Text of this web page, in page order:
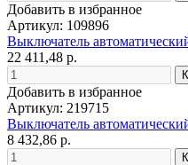
Добавить в избранное
Артикул: 109896
Выключатель
22 411,48 р.
Добавить в избранное
Артикул: 219715
Выключатель
8 432,86 р.